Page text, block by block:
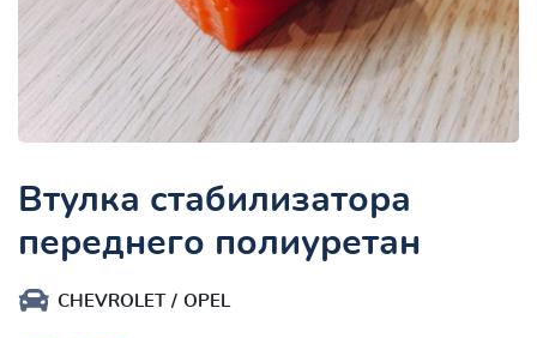
Втулка стабилизатора
переднего полиуретан
CHEVROLET OPEL